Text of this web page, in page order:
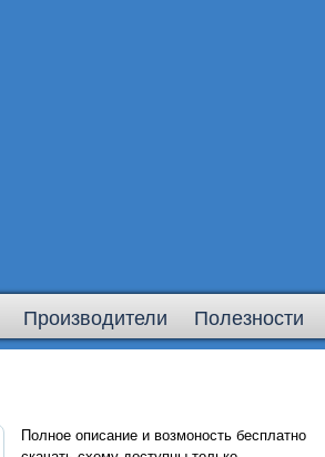
Производители Полезности
Полное описание и возмоность бесплатно